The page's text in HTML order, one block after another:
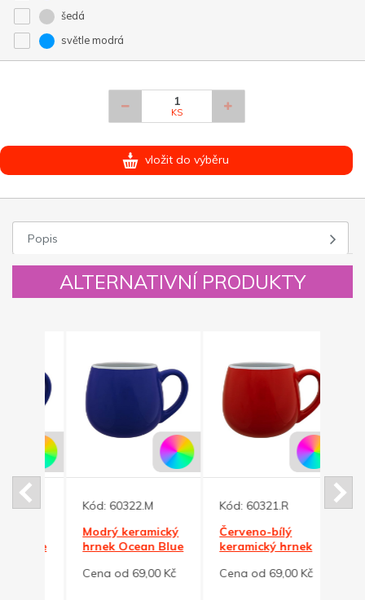
šedá
světle modrá
KS
vložit do výběru
Popis
ALTERNATIVNÍ PRODUKTY
Kód:60322.M
Modrý keramický
hrnek Ocean Blue
Cena od 69,00 Kč
Kód:60321.R
Červeno-bílý
keramický hrnek
Cena od 69,00 Kč
Kód: